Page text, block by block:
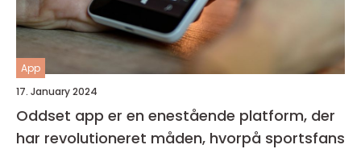
App
17. January 2024
Oddset app er en enestående platform, der
har revolutioneret måden, hvorpå sportsfans